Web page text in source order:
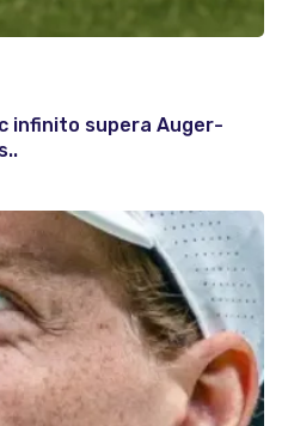
infinito supera Auger-